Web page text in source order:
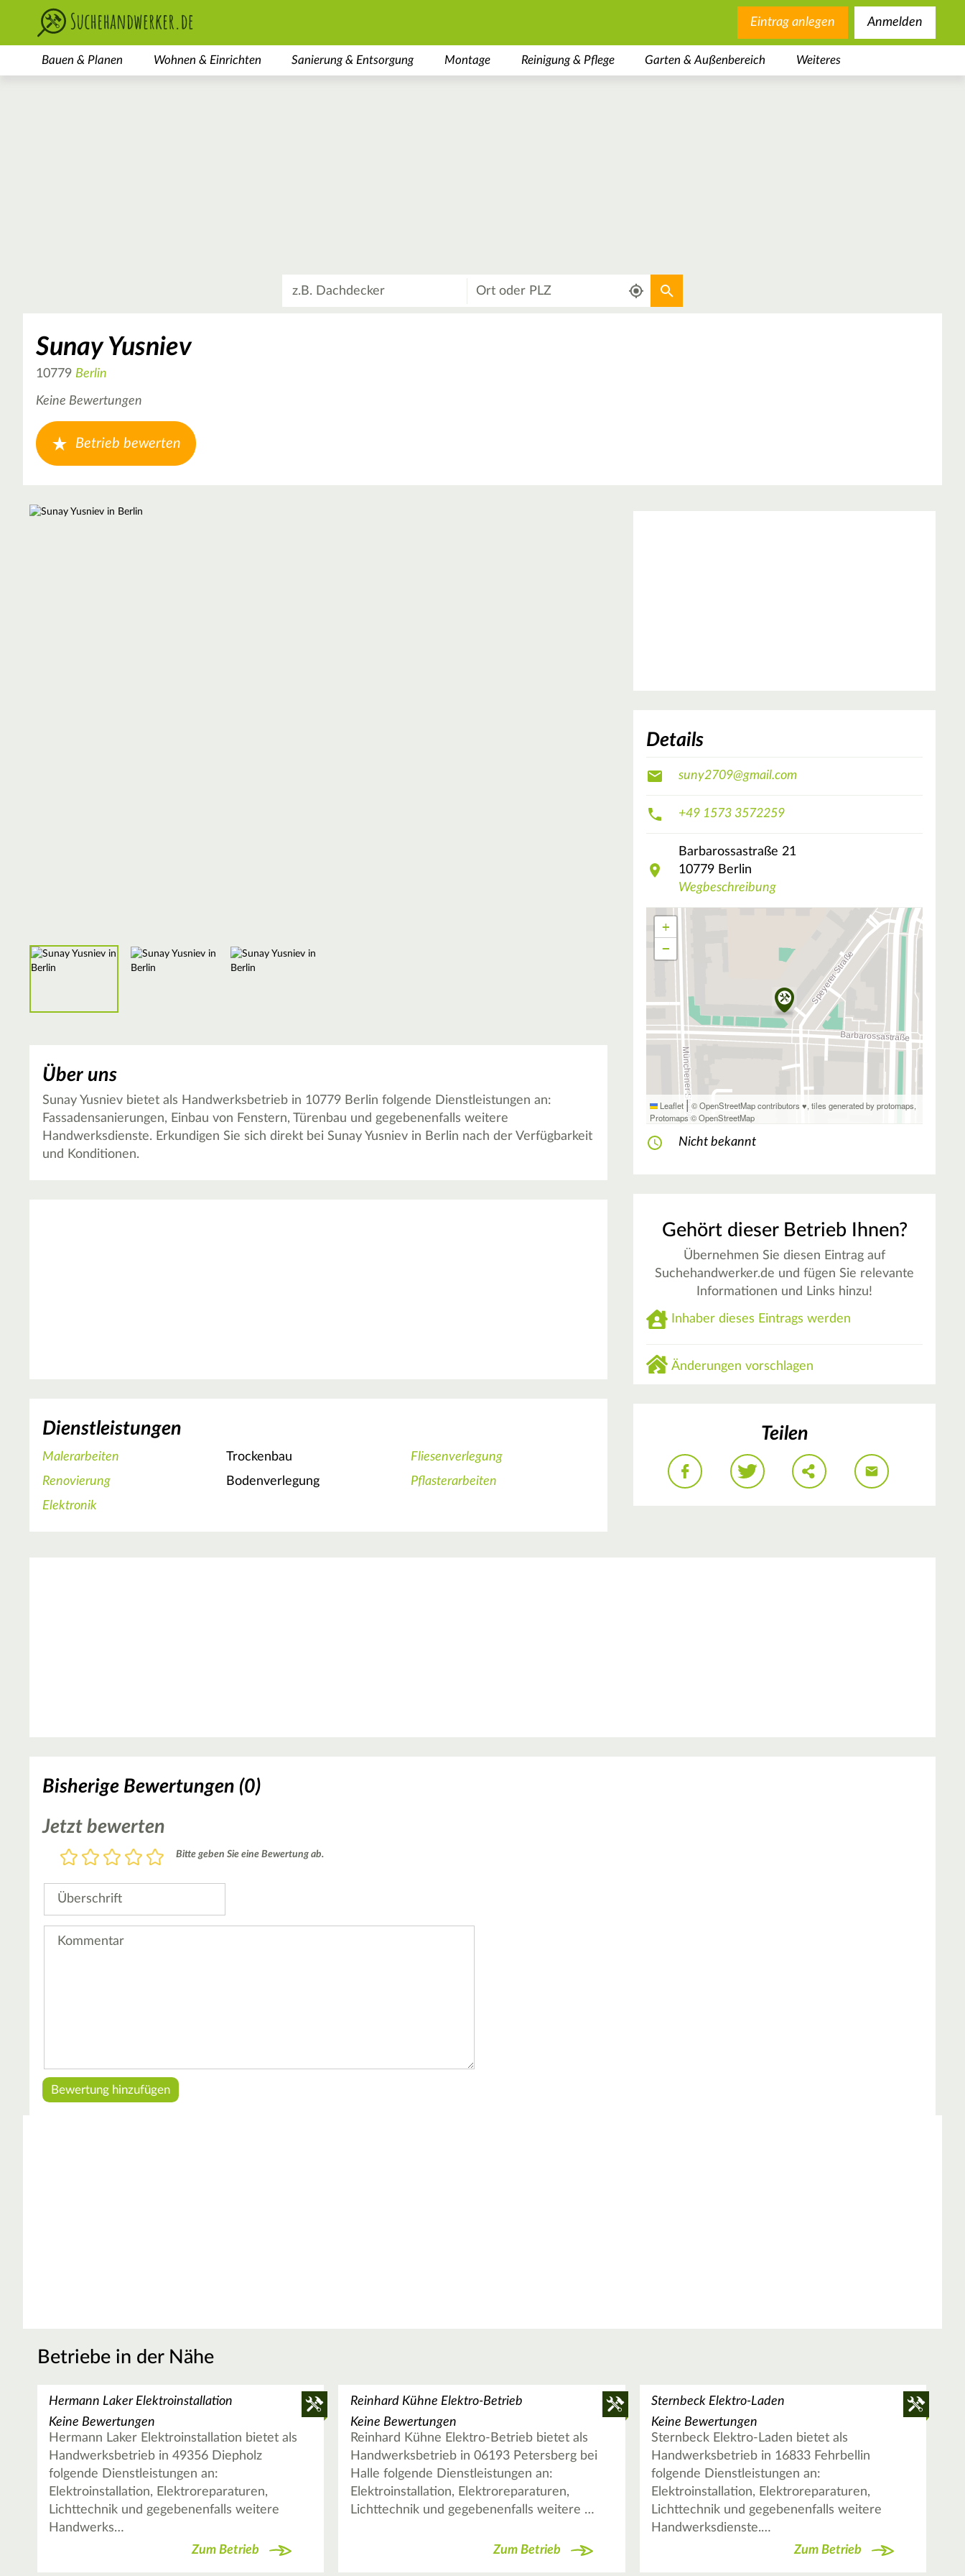
Eintrag anlegen Anmelden
Bauen & Planen Wohnen & Einrichten Sanierung & Entsorgung Montage Reinigung & Pflege Garten & Außenbereich Weiteres
Aktuellen Standort verwenden
Sunay Yusniev
10779 Berlin
Keine Bewertungen
Betrieb bewerten
Über uns
Sunay Yusniev bietet als Handwerksbetrieb in 10779 Berlin folgende Dienstleistungen an:
Fassadensanierungen, Einbau von Fenstern, Türenbau und gegebenenfalls weitere
Handwerksdienste. Erkundigen Sie sich direkt bei Sunay Yusniev in Berlin nach der Verfügbarkeit
und Konditionen.
Dienstleistungen
Malerarbeiten Trockenbau
Fliesenverlegung
Renovierung
Bodenverlegung
Pflasterarbeiten
Elektronik
Details
suny2709@gmail.com
+49 1573 3572259
Barbarossastraße 21
10779 Berlin
Wegbeschreibung
+
−
Leaflet | © OpenStreetMap contributors ♥,tiles generated by protomaps,
Protomaps ©OpenStreetMap
Nicht bekannt
Gehört dieser Betrieb Ihnen?
Übernehmen Sie diesen Eintrag auf
Suchehandwerker.de und fügen Sie relevante
Informationen und Links hinzu!
Inhaber dieses Eintrags werden
Änderungen vorschlagen
Teilen
Bisherige Bewertungen (0)
Jetzt bewerten
Bewertung
5
4
3
2
1
Bitte geben Sie eine Bewertung ab.
Überschrift
Betriebe in der Nähe
Hermann Laker Elektroinstallation
Keine Bewertungen
Hermann Laker Elektroinstallation bietet als
Handwerksbetrieb in 49356 Diepholz
folgende Dienstleistungen an:
Elektroinstallation, Elektroreparaturen,
Lichttechnik und gegebenenfalls weitere
Handwerks…
Zum Betrieb
Reinhard Kühne Elektro-Betrieb
Keine Bewertungen
Reinhard Kühne Elektro-Betrieb bietet als
Handwerksbetrieb in 06193 Petersberg bei
Halle folgende Dienstleistungen an:
Elektroinstallation, Elektroreparaturen,
Lichttechnik und gegebenenfalls weitere …
Zum Betrieb
Sternbeck Elektro-Laden
Keine Bewertungen
Sternbeck Elektro-Laden bietet als
Handwerksbetrieb in 16833 Fehrbellin
folgende Dienstleistungen an:
Elektroinstallation, Elektroreparaturen,
Lichttechnik und gegebenenfalls weitere
Handwerksdienste.…
Zum Betrieb